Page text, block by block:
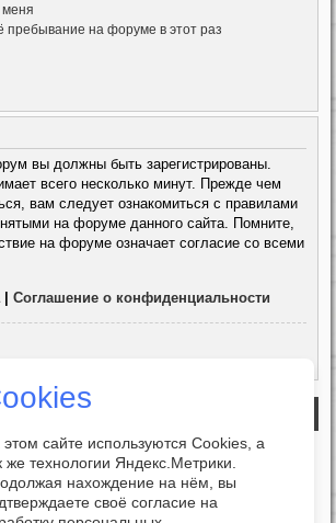
пребывание на форуме в этот раз
вы должны быть зарегистрированы.
всего несколько минут. Прежде чем
вам следует ознакомиться с правилами
на форуме данного сайта. Помните,
на форуме означает согласие со всеми
| Соглашение о конфиденциальности
сайте используются Cookies, а
же технологии Яндекс.Метрики.
нахождение на нём, вы
своё согласие на